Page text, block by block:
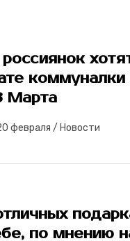
россиянок
Марта
февраля / Новости
по мнению